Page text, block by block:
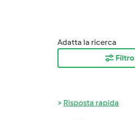
Adatta la ricerca
Filtro
Risposta rapida